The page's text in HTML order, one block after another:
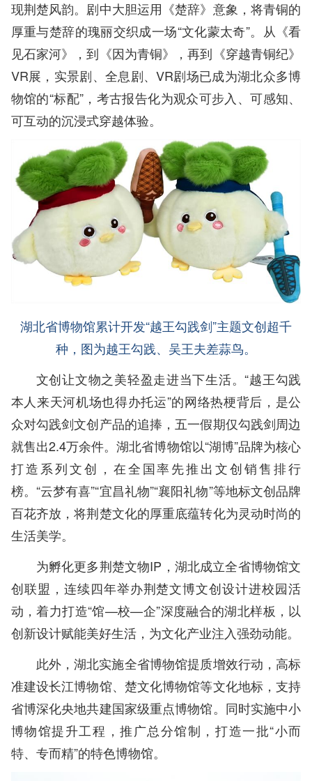
现荆楚风韵。剧中大胆运用《楚辞》意象，将青铜的
厚重与楚辞的瑰丽交织成一场“文化蒙太奇”。从《看
见石家河》，到《因为青铜》，再到《穿越青铜纪》
VR展，实景剧、全息剧、VR剧场已成为湖北众多博
物馆的“标配”，考古报告化为观众可步入、可感知、
可互动的沉浸式穿越体验。
湖北省博物馆累计开发“越王勾践剑”主题文创超千
种，图为越王勾践、吴王夫差蒜鸟。
文创让文物之美轻盈走进当下生活。“越王勾践
本人来天河机场也得办托运”的网络热梗背后，是公
众对勾践剑文创产品的追捧，五一假期仅勾践剑周边
就售出2.4万余件。湖北省博物馆以“湖博”品牌为核心
打造系列文创，在全国率先推出文创销售排行
榜。“云梦有喜”“宜昌礼物”“襄阳礼物”等地标文创品牌
百花齐放，将荆楚文化的厚重底蕴转化为灵动时尚的
生活美学。
为孵化更多荆楚文物IP，湖北成立全省博物馆文
创联盟，连续四年举办荆楚文博文创设计进校园活
动，着力打造“馆—校—企”深度融合的湖北样板，以
创新设计赋能美好生活，为文化产业注入强劲动能。
此外，湖北实施全省博物馆提质增效行动，高标
准建设长江博物馆、楚文化博物馆等文化地标，支持
省博深化央地共建国家级重点博物馆。同时实施中小
博物馆提升工程，推广总分馆制，打造一批“小而
特、专而精”的特色博物馆。